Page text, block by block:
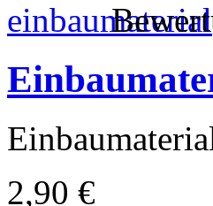
2,90 €